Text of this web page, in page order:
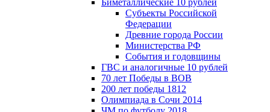
Субъекты Российской
Федерации
Древние города России
Министерства РФ
События и годовщины
ГВС и аналогичные 10 рублей
70 лет Победы в ВОВ
200 лет победы 1812
Олимпиада в Сочи 2014